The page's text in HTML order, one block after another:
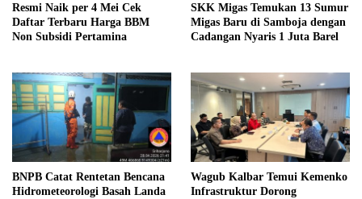
Resmi Naik per 4 Mei Cek
Daftar Terbaru Harga BBM
Non Subsidi Pertamina
SKK Migas Temukan 13 Sumur
Migas Baru di Samboja dengan
Cadangan Nyaris 1 Juta Barel
BNPB Catat Rentetan Bencana
Hidrometeorologi Basah Landa
Wagub Kalbar Temui Kemenko
Infrastruktur Dorong